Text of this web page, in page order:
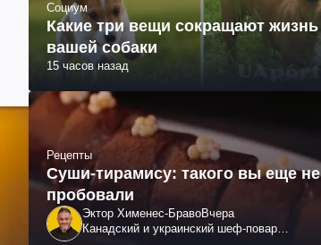
Социум
Какие три вещи сокращают жизнь
вашей собаки
15 часов назад
Рецепты
Суши-тирамису: такого вы еще не
пробовали
Эктор Хименес-БравоВчера
Канадский и украинский шеф-повар